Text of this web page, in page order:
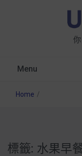
Menu
星巴克都用
Home /
標籤: 水果早